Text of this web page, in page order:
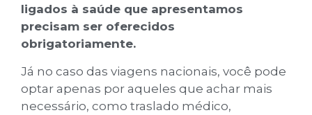
ligados à saúde que apresentamos
precisam ser oferecidos
obrigatoriamente.
Já no caso das viagens nacionais, você pode
optar apenas por aqueles que achar mais
necessário, como traslado médico,